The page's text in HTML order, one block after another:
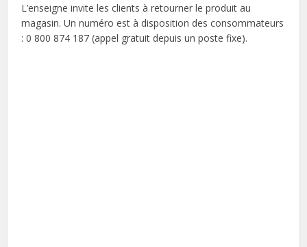
L’enseigne invite les clients à retourner le produit au
magasin. Un numéro est à disposition des consommateurs
: 0 800 874 187 (appel gratuit depuis un poste fixe).